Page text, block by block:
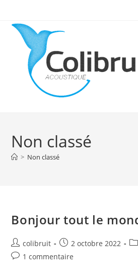
Non classé
> Non classé
Bonjour tout le
colibruit 2 octobre 2022
1 commentaire